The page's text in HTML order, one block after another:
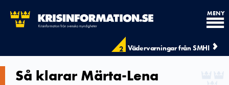
2 Vädervarningar från SMHI
MENY
Så klarar Märta-Lena